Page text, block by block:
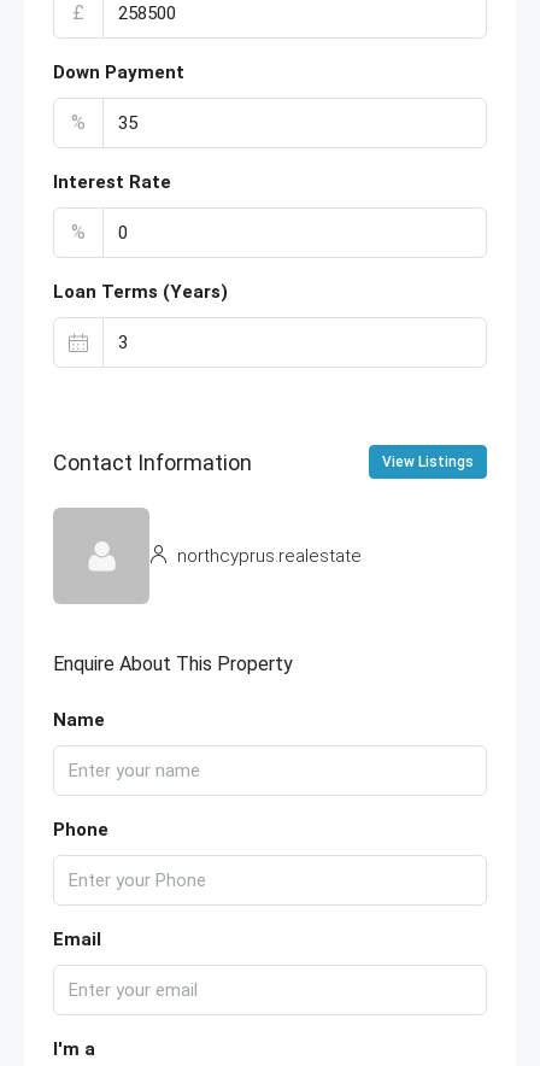
£
Down Payment
%
Interest Rate
%
Loan Terms (Years)
Contact Information View Listings
northcyprus.realestate
Enquire About This Property
Name
Phone
Email
I'm a